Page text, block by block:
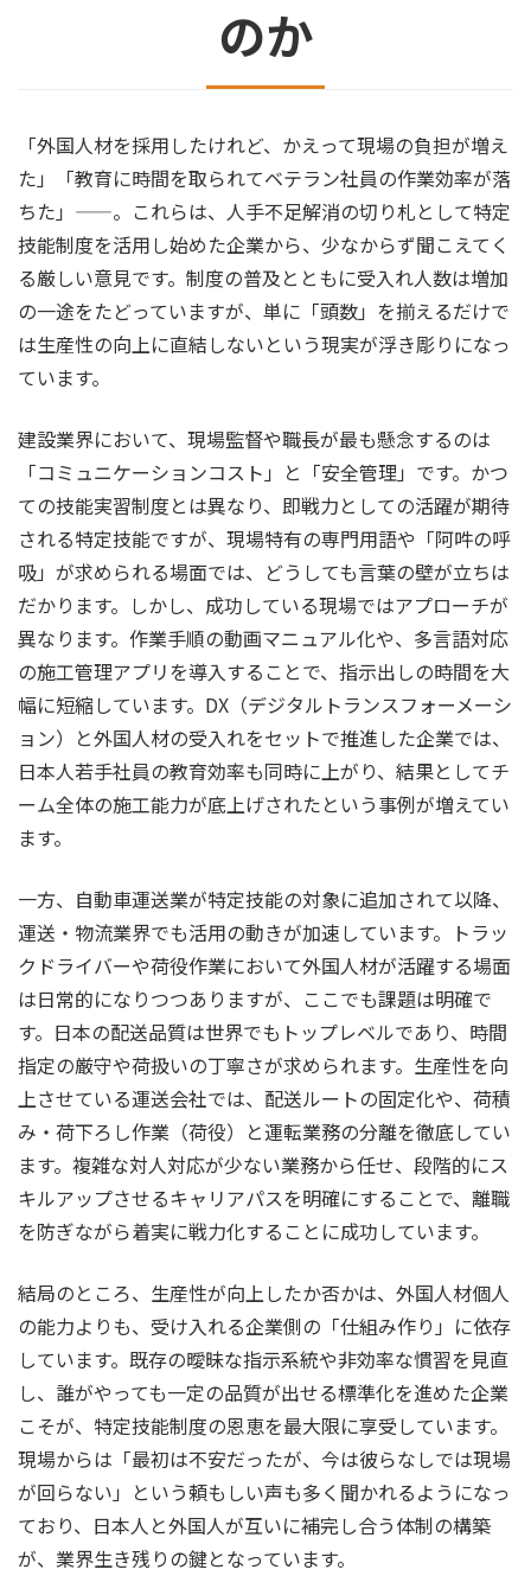
のか
「外国人材を採用したけれど、かえって現場の負担が増え
た」「教育に時間を取られてベテラン社員の作業効率が落
ちた」——。これらは、人手不足解消の切り札として特定
技能制度を活用し始めた企業から、少なからず聞こえてく
る厳しい意見です。制度の普及とともに受入れ人数は増加
の一途をたどっていますが、単に「頭数」を揃えるだけで
は生産性の向上に直結しないという現実が浮き彫りになっ
ています。
建設業界において、現場監督や職長が最も懸念するのは
「コミュニケーションコスト」と「安全管理」です。かつ
ての技能実習制度とは異なり、即戦力としての活躍が期待
される特定技能ですが、現場特有の専門用語や「阿吽の呼
吸」が求められる場面では、どうしても言葉の壁が立ちは
だかります。しかし、成功している現場ではアプローチが
異なります。作業手順の動画マニュアル化や、多言語対応
の施工管理アプリを導入することで、指示出しの時間を大
幅に短縮しています。DX（デジタルトランスフォーメーシ
ョン）と外国人材の受入れをセットで推進した企業では、
日本人若手社員の教育効率も同時に上がり、結果としてチ
ーム全体の施工能力が底上げされたという事例が増えてい
ます。
一方、自動車運送業が特定技能の対象に追加されて以降、
運送・物流業界でも活用の動きが加速しています。トラッ
クドライバーや荷役作業において外国人材が活躍する場面
は日常的になりつつありますが、ここでも課題は明確で
す。日本の配送品質は世界でもトップレベルであり、時間
指定の厳守や荷扱いの丁寧さが求められます。生産性を向
上させている運送会社では、配送ルートの固定化や、荷積
み・荷下ろし作業（荷役）と運転業務の分離を徹底してい
ます。複雑な対人対応が少ない業務から任せ、段階的にス
キルアップさせるキャリアパスを明確にすることで、離職
を防ぎながら着実に戦力化することに成功しています。
結局のところ、生産性が向上したか否かは、外国人材個人
の能力よりも、受け入れる企業側の「仕組み作り」に依存
しています。既存の曖昧な指示系統や非効率な慣習を見直
し、誰がやっても一定の品質が出せる標準化を進めた企業
こそが、特定技能制度の恩恵を最大限に享受しています。
現場からは「最初は不安だったが、今は彼らなしでは現場
が回らない」という頼もしい声も多く聞かれるようになっ
ており、日本人と外国人が互いに補完し合う体制の構築
が、業界生き残りの鍵となっています。